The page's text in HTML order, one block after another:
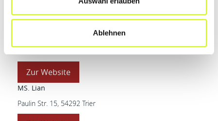
Ablehnen
reserviert werden.
Zur Website
MS. Lian
Paulin Str. 15, 54292 Trier